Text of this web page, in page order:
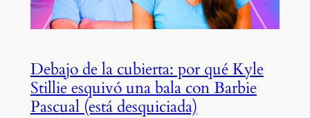
Debajo de la cubierta: por qué Kyle
Stillie esquivó una bala con Barbie
Pascual (está desquiciada)